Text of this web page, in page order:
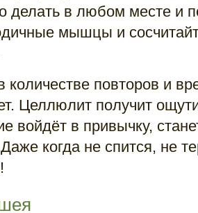
делать в любом месте и
мышцы и
количестве повторов и
Целлюлит получит
войдёт в привычку,
когда не спится, не